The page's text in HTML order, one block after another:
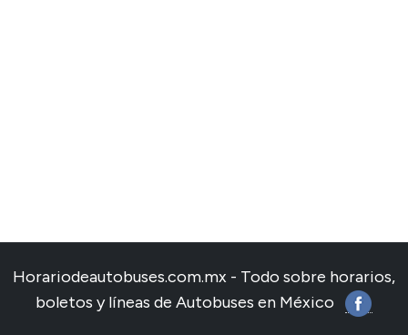
Horariodeautobuses.com.mx - Todo sobre horarios,
boletos y líneas de Autobuses en México